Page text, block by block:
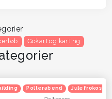
Gokart og karting
Polterabend Julefrokost